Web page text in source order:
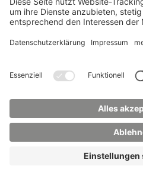
Alle Studiengänge
Impressum